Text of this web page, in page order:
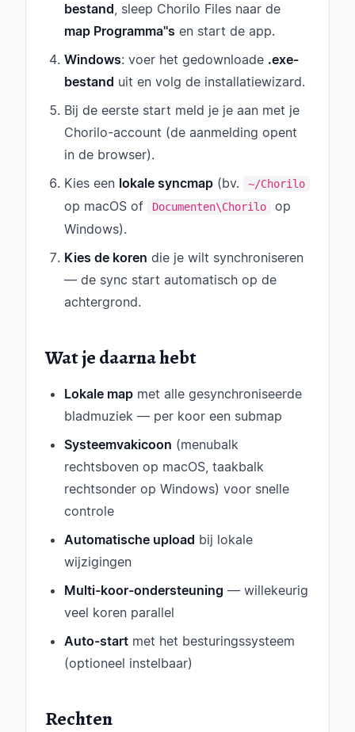
bestand, sleep Chorilo Files naar de
map Programma''s en start de app.
Windows: voer het gedownloade .exe-
bestand uit en volg de installatiewizard.
Bij de eerste start meld je je aan met je
Chorilo-account (de aanmelding opent
in de browser).
Kies een lokale syncmap (bv. ~/Chorilo
op macOS of Documenten\Chorilo
op
Windows).
Kies de koren die je wilt synchroniseren
— de sync start automatisch op de
achtergrond.
Wat je daarna hebt
Lokale map met alle gesynchroniseerde
bladmuziek — per koor een submap
Systeemvakicoon (menubalk
rechtsboven op macOS, taakbalk
rechtsonder op Windows) voor snelle
controle
Automatische upload bij lokale
wijzigingen
Multi-koor-ondersteuning — willekeurig
veel koren parallel
Auto-start met het besturingssysteem
(optioneel instelbaar)
Rechten